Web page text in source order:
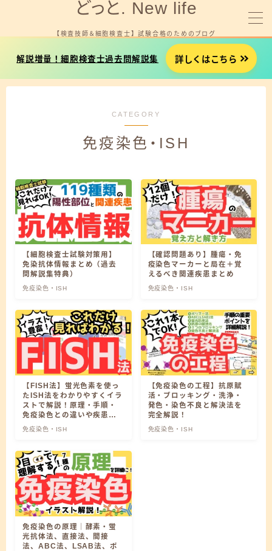
どっと. New life
【検査技師＆細胞検査士】 試験合格のためのブログ
細胞検査士試験を受験する方へ
臨床検査技師国試を受験する方へ
就職やお金に悩みがある方へ
プロフィール
お問い合わせ
細胞検査士試験用タイマー
解説増量！細胞検査士過去問解説集 詳しくはこちら
CATEGORY
免疫染色・ISH
【細胞検査士試験対策用】
免染抗体情報まとめ（過去
問解説集特典）
免疫染色・ISH
【確認問題あり】腫瘍・免
疫染色マーカーと局在＋覚
えるべき関連疾患まとめ
免疫染色・ISH
【FISH法】蛍光色素を使っ
たISH法をわかりやすくイラ
ストで解説！原理・手順・
免疫染色との違いや疾患例
あり
免疫染色・ISH
【免疫染色の工程】抗原賦
活・ブロッキング・洗浄・
発色・染色不良と解決法を
完全解説！
免疫染色・ISH
免疫染色の原理｜酵素・蛍
光抗体法、直接法、間接
法、ABC法、LSAB法、ポ